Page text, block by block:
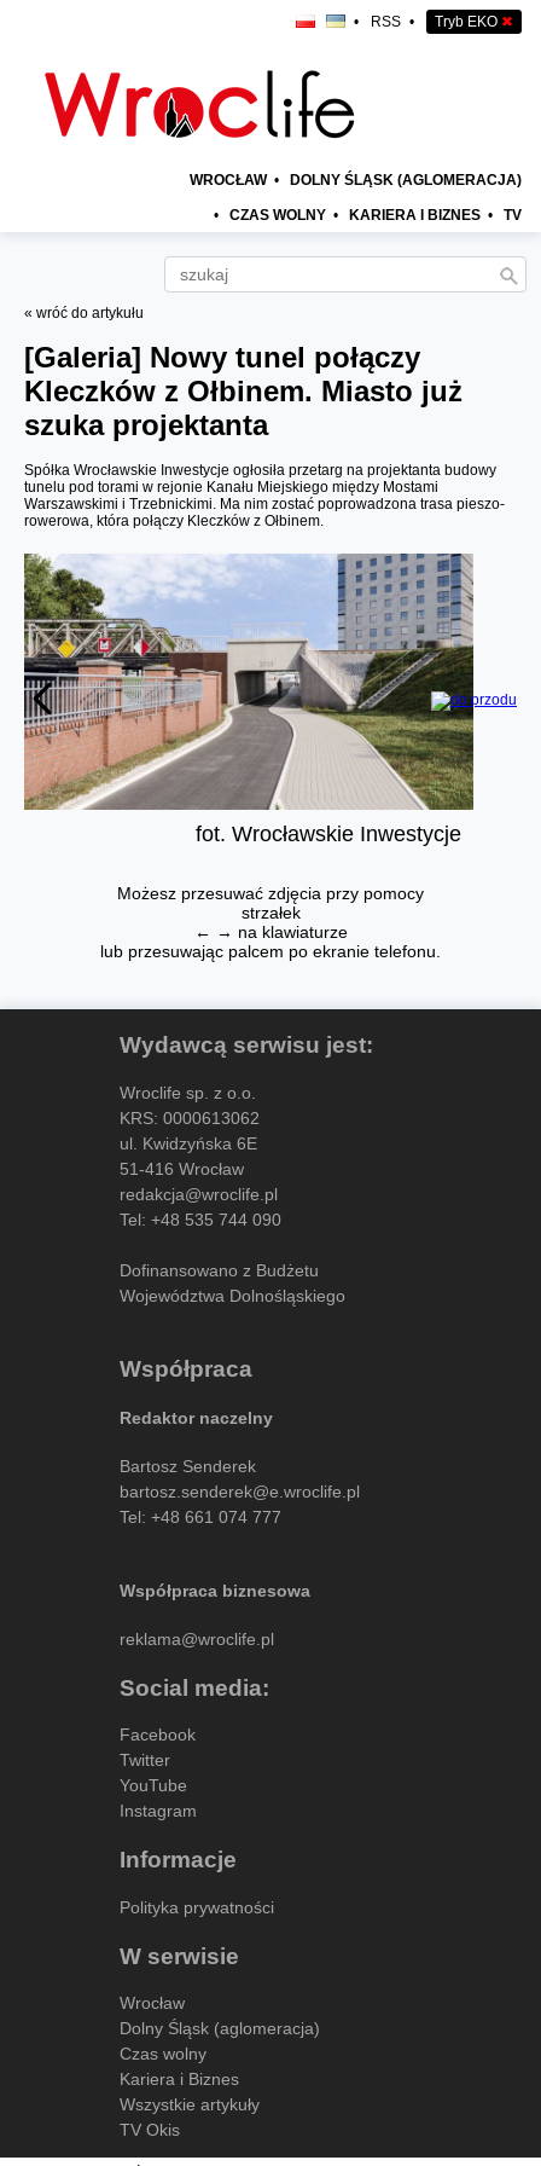
• RSS • Tryb EKO ✖
WROCŁAW • DOLNY ŚLĄSK (AGLOMERACJA)
• CZAS WOLNY • KARIERA I BIZNES • TV
« wróć do artykułu
[Galeria] Nowy tunel połączy
Kleczków z Ołbinem. Miasto już
szuka projektanta
Spółka Wrocławskie Inwestycje ogłosiła przetarg na projektanta budowy
tunelu pod torami w rejonie Kanału Miejskiego między Mostami
Warszawskimi i Trzebnickimi. Ma nim zostać poprowadzona trasa pieszo-
rowerowa, która połączy Kleczków z Ołbinem.
fot. Wrocławskie Inwestycje
Możesz przesuwać zdjęcia przy pomocy
strzałek
← → na klawiaturze
lub przesuwając palcem po ekranie telefonu.
Wydawcą serwisu jest:
Wroclife sp. z o.o.
KRS: 0000613062
ul. Kwidzyńska 6E
51-416 Wrocław
redakcja@wroclife.pl
Tel: +48 535 744 090
Dofinansowano z Budżetu
Województwa Dolnośląskiego
Współpraca
Redaktor naczelny
Bartosz Senderek
bartosz.senderek@e.wroclife.pl
Tel: +48 661 074 777
Współpraca biznesowa
reklama@wroclife.pl
Social media:
Facebook
Twitter
YouTube
Instagram
Informacje
Polityka prywatności
W serwisie
Wrocław
Dolny Śląsk (aglomeracja)
Czas wolny
Kariera i Biznes
Wszystkie artykuły
TV Okis